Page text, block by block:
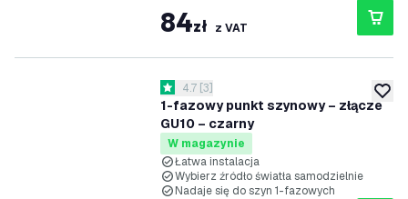
84zł z VAT
dodaj
1-fazowy punkt szynowy – złącze
GU10 – czarny
otwórz panel recenzji
4.7 Gwiazdki oceny
4.7 [3]
W magazynie
Łatwa instalacja
Wybierz źródło światła samodzielnie
Nadaje się do szyn 1-fazowych